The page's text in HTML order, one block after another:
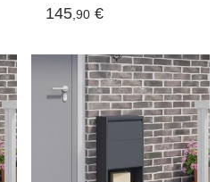
145,90 €